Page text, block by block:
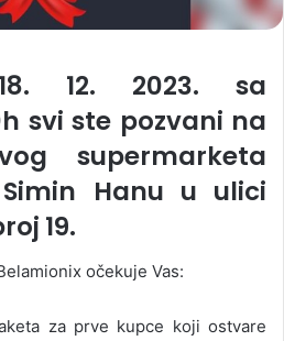
12. 2023. sa
svi ste pozvani na
supermarketa
Hanu u ulici
19.
očekuje Vas:
za prve kupce koji ostvare